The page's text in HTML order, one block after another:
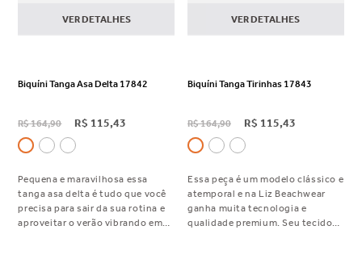
VER DETALHES
Biquíni Tanga Asa Delta 17842
R$164,90 R$ 115,43
Pequena e maravilhosa essa
tanga asa delta é tudo que você
precisa para sair da sua rotina e
aproveitar o verão vibrando em
VER DETALHES
Biquíni Tanga Tirinhas 17843
R$164,90 R$ 115,43
Essa peça é um modelo clássico e
atemporal e na Liz Beachwear
ganha muita tecnologia e
qualidade premium. Seu tecido